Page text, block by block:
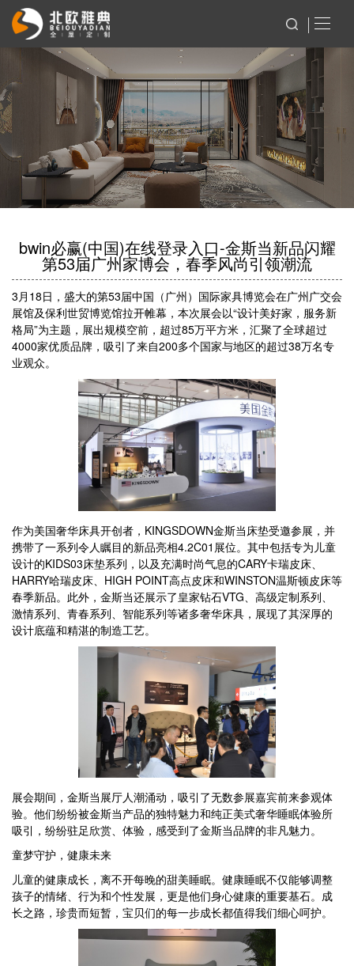
bwin必赢(中国)在线登录入口-金斯当新品闪耀
第53届广州家博会，春季风尚引领潮流
3月18日，盛大的第53届中国（广州）国际家具博览会在广州广交会
展馆及保利世贸博览馆拉开帷幕，本次展会以“设计美好家，服务新
格局”为主题，展出规模空前，超过85万平方米，汇聚了全球超过
4000家优质品牌，吸引了来自200多个国家与地区的超过38万名专
业观众。
作为美国奢华床具开创者，KINGSDOWN金斯当床垫受邀参展，并
携带了一系列令人瞩目的新品亮相4.2C01展位。其中包括专为儿童
设计的KIDS03床垫系列，以及充满时尚气息的CARY卡瑞皮床、
HARRY哈瑞皮床、HIGH POINT高点皮床和WINSTON温斯顿皮床等
春季新品。此外，金斯当还展示了皇家钻石VTG、高级定制系列、
激情系列、青春系列、智能系列等诸多奢华床具，展现了其深厚的
设计底蕴和精湛的制造工艺。
展会期间，金斯当展厅人潮涌动，吸引了无数参展嘉宾前来参观体
验。他们纷纷被金斯当产品的独特魅力和纯正美式奢华睡眠体验所
吸引，纷纷驻足欣赏、体验，感受到了金斯当品牌的非凡魅力。
童梦守护，健康未来
儿童的健康成长，离不开每晚的甜美睡眠。健康睡眠不仅能够调整
孩子的情绪、行为和个性发展，更是他们身心健康的重要基石。成
长之路，珍贵而短暂，宝贝们的每一步成长都值得我们细心呵护。